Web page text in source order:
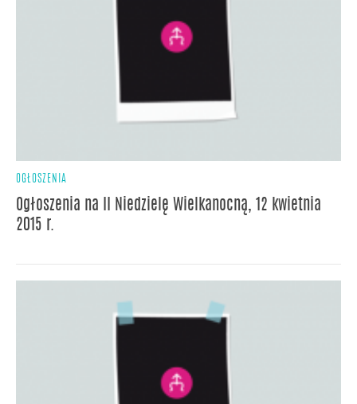
OGŁOSZENIA
Ogłoszenia na II Niedzielę Wielkanocną, 12 kwietnia
2015 r.